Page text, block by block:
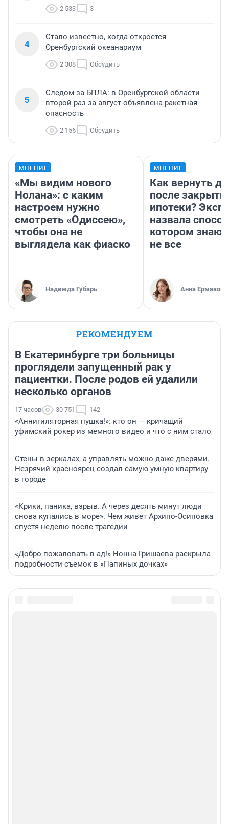
2 533 3
4
Стало известно, когда откроется
Оренбургский океанариум
2 308 Обсудить
5
Следом за БПЛА: в Оренбургской области
второй раз за август объявлена ракетная
опасность
2 156 Обсудить
МНЕНИЕ
«Мы видим нового
Нолана»: с каким
настроем нужно
смотреть «Одиссею»,
чтобы она не
выглядела как фиаско
Надежда Губарь
МНЕНИЕ
Как вернуть
после
ипотеки?
назвала
котором
не все
Анна Ермакова
РЕКОМЕНДУЕМ
В Екатеринбурге три больницы
проглядели запущенный рак у
пациентки. После родов ей удалили
несколько органов
17 часов 30 751 142
«Аннигиляторная пушка!»: кто он — кричащий
уфимский рокер из мемного видео и что с ним стало
Стены в зеркалах, а управлять можно даже дверями.
Незрячий красноярец создал самую умную квартиру
в городе
«Крики, паника, взрыв. А через десять минут люди
снова купались в море». Чем живет Архипо-Осиповка
спустя неделю после трагедии
«Добро пожаловать в ад!» Нонна Гришаева раскрыла
подробности съемок в «Папиных дочках»